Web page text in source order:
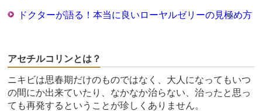
ドクターが語る！本当に良いローヤルゼリーの見極め方
アセチルコリンとは？
ニキビは思春期だけのものではなく、大人になってもいつ
の間にか出来ていたり、なかなか治らない、治ったと思っ
ても再発するということが珍しくありません。